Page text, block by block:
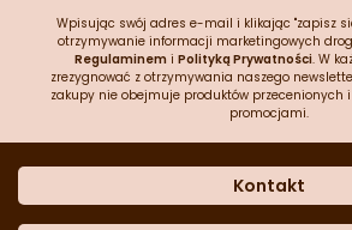
Wpisując swój adres e-mail i klikając "zapisz
otrzymywanie informacji marketingowych
Regulaminem i Polityką Prywatności. W
zrezygnować z otrzymywania naszego
zakupy nie obejmuje produktów przecenionych
promocjami.
Kontakt